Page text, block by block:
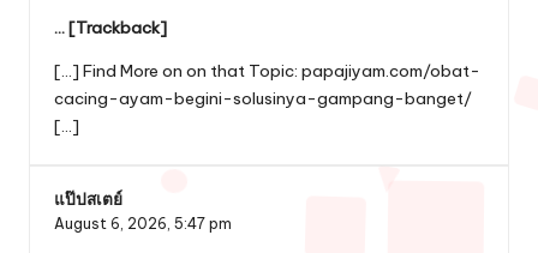
… [Trackback]
[…] Find More on on that Topic: papajiyam.com/obat-
cacing-ayam-begini-solusinya-gampang-banget/
[…]
แป๊ปสเตย์
August 6, 2026, 5:47 pm